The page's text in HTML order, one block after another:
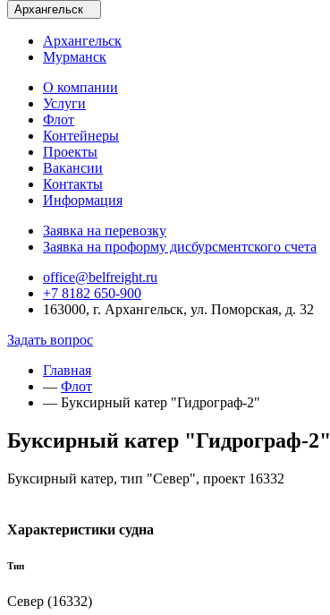
Архангельск
Архангельск
Мурманск
О компании
Услуги
Флот
Контейнеры
Проекты
Вакансии
Контакты
Информация
Заявка на перевозку
Заявка на проформу дисбурсментского счета
office@belfreight.ru
+7 8182 650-900
163000, г. Архангельск, ул. Поморская, д. 32
Задать вопрос
Главная
— Флот
— Буксирный катер "Гидрограф-2"
Буксирный катер "Гидрограф-2"
Буксирный катер, тип "Север", проект 16332
Характеристики судна
Тип
Север (16332)